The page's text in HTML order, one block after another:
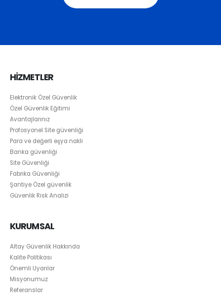
HİZMETLER
Elektronik Özel Güvenlik
Özel Güvenlik Eğitimi
Avantajlarınız
Profosyonel Site güvenliği
Para ve değerli eşya nakli
Banka güvenliği
Site Güvenliği
Fabrika Güvenliği
Şantiye Özel güvenlik
Güvenlik Risk Analizi
KURUMSAL
Altay Güvenlik Hakkında
Kalite Politikası
Önemli Uyarılar
Misyonumuz
Referanslar